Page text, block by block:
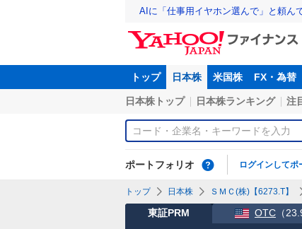
AIに「仕事用イヤホン選んで」と頼ん
トップ 日本株 米国株 FX・為替
日本株トップ 日本株ランキング 注
ポートフォリオ ログインして
トップ 日本株 ＳＭＣ(株)【6273.T】
東証PRM OTC （